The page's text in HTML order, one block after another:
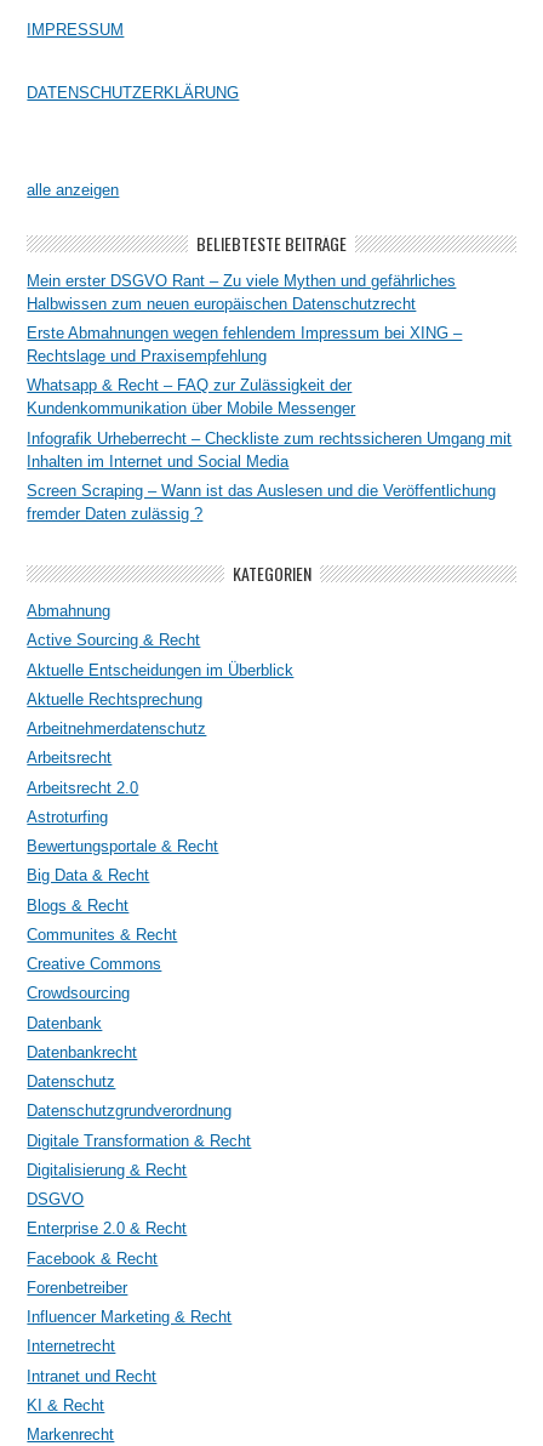
IMPRESSUM
DATENSCHUTZERKLÄRUNG
alle anzeigen
BELIEBTESTE BEITRÄGE
Mein erster DSGVO Rant – Zu viele Mythen und gefährliches
Halbwissen zum neuen europäischen Datenschutzrecht
Erste Abmahnungen wegen fehlendem Impressum bei XING –
Rechtslage und Praxisempfehlung
Whatsapp & Recht – FAQ zur Zulässigkeit der
Kundenkommunikation über Mobile Messenger
Infografik Urheberrecht – Checkliste zum rechtssicheren Umgang mit
Inhalten im Internet und Social Media
Screen Scraping – Wann ist das Auslesen und die Veröffentlichung
fremder Daten zulässig ?
KATEGORIEN
Abmahnung
Active Sourcing & Recht
Aktuelle Entscheidungen im Überblick
Aktuelle Rechtsprechung
Arbeitnehmerdatenschutz
Arbeitsrecht
Arbeitsrecht 2.0
Astroturfing
Bewertungsportale & Recht
Big Data & Recht
Blogs & Recht
Communites & Recht
Creative Commons
Crowdsourcing
Datenbank
Datenbankrecht
Datenschutz
Datenschutzgrundverordnung
Digitale Transformation & Recht
Digitalisierung & Recht
DSGVO
Enterprise 2.0 & Recht
Facebook & Recht
Forenbetreiber
Influencer Marketing & Recht
Internetrecht
Intranet und Recht
KI & Recht
Markenrecht